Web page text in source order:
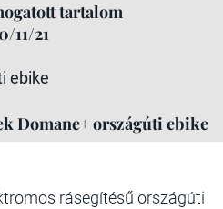
tartalom
11/21
ebike
Domane+ országúti ebike
rásegítésű országúti